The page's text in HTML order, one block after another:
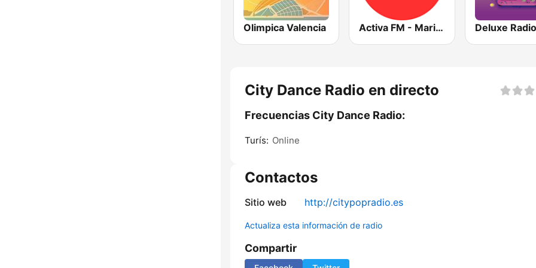
Olimpica Valencia Activa FM - Marina Alta
City Dance Radio en directo
Frecuencias City Dance Radio:
Turís: Online
Contactos
Sitio web http://citypopradio.es
Actualiza esta información de radio
Compartir